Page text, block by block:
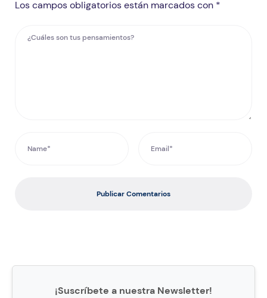
Los campos obligatorios están marcados con *
Publicar Comentarios
¡Suscríbete a nuestra Newsletter!